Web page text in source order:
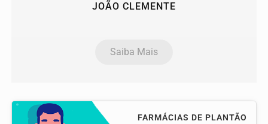
JOÃO CLEMENTE
Saiba Mais
FARMÁCIAS DE PLANTÃO